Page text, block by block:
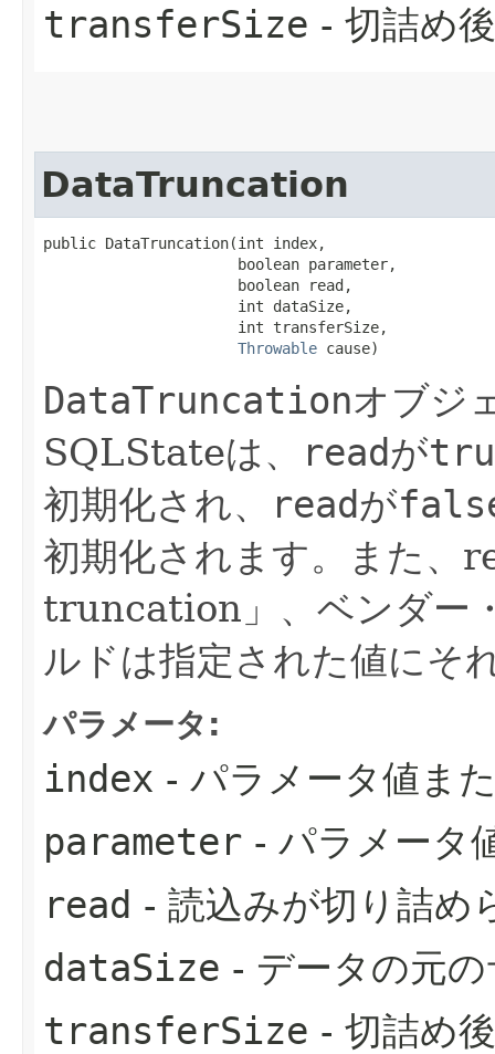
transferSize - 切詰め
DataTruncation
public DataTruncation​(int index,
                      boolean parameter,
                      boolean read,
                      int dataSize,
                      int transferSize,
Throwable cause)
DataTruncationオブジ
SQLStateは、
readが
初期化され、
readが
初期化されます。また、
truncation」、ベンダー
ルドは指定された値にそ
パラメータ:
index - パラメータ値ま
parameter - パラメータ
read - 読込みが切り詰
dataSize - データの元
transferSize - 切詰め